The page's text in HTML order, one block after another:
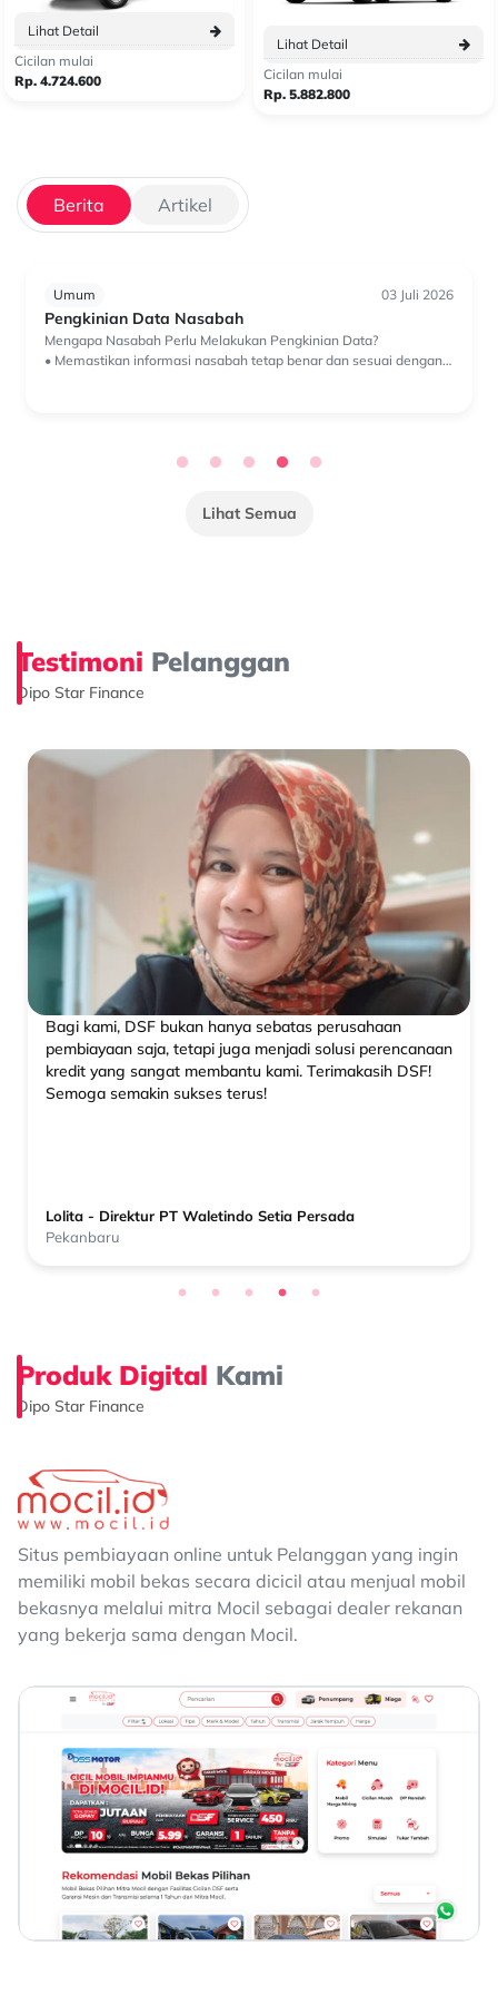
Lihat Detail
Cicilan mulai
Rp. 4.724.600
Lihat Detail
Cicilan mulai
Rp. 5.882.800
Berita Artikel
Umum 03 Juli 2026
Pengkinian Data Nasabah
Mengapa Nasabah Perlu Melakukan Pengkinian Data?
• Memastikan informasi nasabah tetap benar dan sesuai dengan
Lihat Semua
Testimoni Pelanggan
Dipo Star Finance
Bagi kami, DSF bukan hanya sebatas perusahaan
pembiayaan saja, tetapi juga menjadi solusi perencanaan
kredit yang sangat membantu kami. Terimakasih DSF!
Semoga semakin sukses terus!
Lolita - Direktur PT Waletindo Setia Persada
Pekanbaru
Produk Digital Kami
Dipo Star Finance
Situs pembiayaan online untuk Pelanggan yang ingin
memiliki mobil bekas secara dicicil atau menjual mobil
bekasnya melalui mitra Mocil sebagai dealer rekanan
yang bekerja sama dengan Mocil.